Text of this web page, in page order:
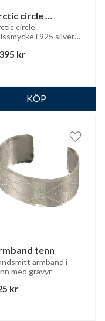
circle
circle
i 925 silver
kr
tenn
armband i
med gravyr
kr
Lägg